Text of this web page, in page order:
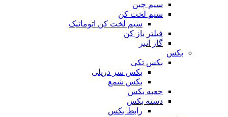
سیم چین
سیم لخت کن
سیم لخت کن اتوماتیک
فیلتر باز کن
گاز انبر
بکس
بکس تکی
بکس سر دریلی
بکس شمع
جعبه بکس
دسته بکس
رابط بکس